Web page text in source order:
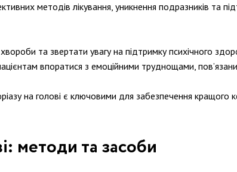
методів лікування, уникнення подразників та
та звертати увагу на підтримку психічного
впоратися з емоційними труднощами,
на голові є ключовими для забезпечення
методи та засоби